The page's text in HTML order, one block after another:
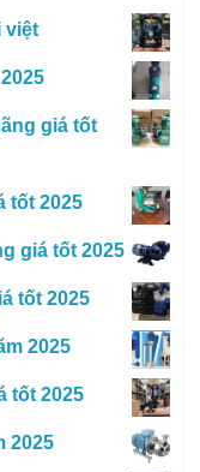
việt
giá tốt
tốt 2025
giá tốt 2025
tốt 2025
2025
tốt 2025
2025